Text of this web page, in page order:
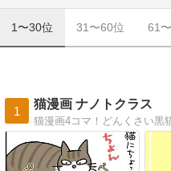
1〜30位 31〜60位 61
1
猫漫画 ナノトクラス